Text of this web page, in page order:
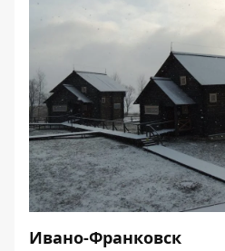
Ивано-Франковск